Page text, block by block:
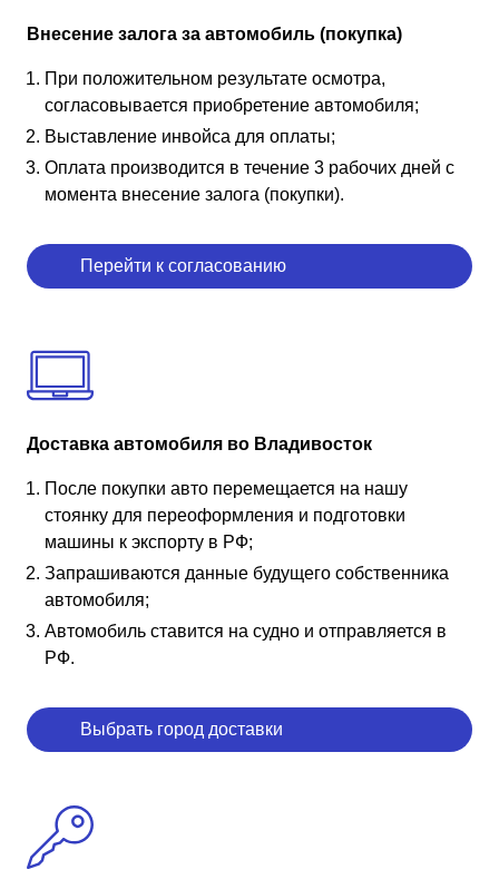
Внесение залога за автомобиль (покупка)
При положительном результате осмотра,
согласовывается приобретение автомобиля;
Выставление инвойса для оплаты;
Оплата производится в течение 3 рабочих дней с
момента внесение залога (покупки).
Перейти к согласованию
Доставка автомобиля во Владивосток
После покупки авто перемещается на нашу
стоянку для переоформления и подготовки
машины к экспорту в РФ;
Запрашиваются данные будущего собственника
автомобиля;
Автомобиль ставится на судно и отправляется в
РФ.
Выбрать город доставки